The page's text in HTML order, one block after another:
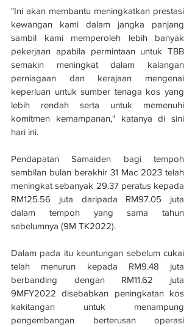
"Ini akan membantu meningkatkan prestasi
kewangan kami dalam jangka panjang
sambil kami memperoleh lebih banyak
pekerjaan apabila permintaan untuk TBB
semakin meningkat dalam kalangan
perniagaan dan kerajaan mengenai
keperluan untuk sumber tenaga kos yang
lebih rendah serta untuk memenuhi
komitmen kemampanan," katanya di sini
hari ini.
Pendapatan Samaiden bagi tempoh
sembilan bulan berakhir 31 Mac 2023 telah
meningkat sebanyak 29.37 peratus kepada
RM125.56 juta daripada RM97.05 juta
dalam tempoh yang sama tahun
sebelumnya (9M TK2022).
Dalam pada itu keuntungan sebelum cukai
telah menurun kepada RM9.48 juta
berbanding dengan RM11.62 juta
9MFY2022 disebabkan peningkatan kos
kakitangan untuk menampung
pengembangan berterusan operasi